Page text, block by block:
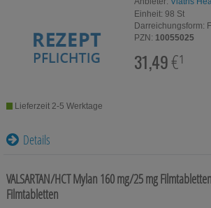
Magen/Darm & Leber/Galle
Für Kinder
Schwangerschaft & Stillzeit
Einheit: 98 St
Darreichungsform:
PZN: 10055025
31,49€¹
Lieferzeit 2-5 Werktage
Details
VALSARTAN/HCT Mylan 160 mg/25 mg Filmtabletten
Filmtabletten